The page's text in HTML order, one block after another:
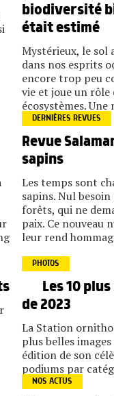
biodiversité
était estimé
Mystérieux, le sol
dans nos esprits
encore trop peu
vie et joue un rôle
écosystèmes.
DERNIÈRES REVUES
Revue
sapins
Les temps sont
sapins. Nul
forêts, qui ne
paix. Ce nouveau
leur rend
PHOTOS
Les 10
de 2023
La Station
plus belles
édition de son
podiums par
NOS ACTUS